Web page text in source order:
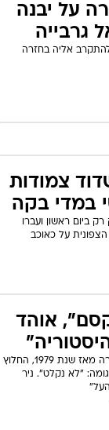
על יבנה
0:2, הכח תנסה להתקרב אליה בחזרה
צמודות
במדי בקה
ביום ראשון ועברו
אוהד
הפועל חדרה חגגה חזרה ראשונה לליגה הבכירה מאז שנת 1979, החלוץ
"לא נקלט". ניר